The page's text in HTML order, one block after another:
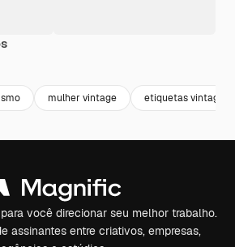
mulher vintage etiquetas vintage
você direcionar seu melhor trabalho.
assinantes entre criativos, empresas,